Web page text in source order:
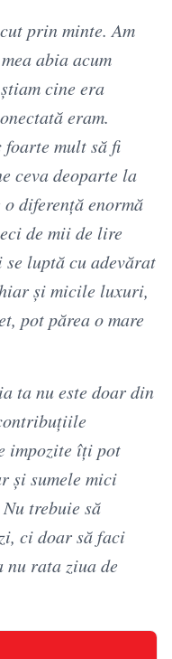
prin minte. Am
abia acum
cine era
eram.
mult să fi
ceva deoparte la
diferență enormă
de mii de lire
luptă cu adevărat
și micile luxuri,
pot părea o mare
ta nu este doar din
impozite îți pot
și sumele mici
trebuie să
ci doar să faci
nu rata ziua de